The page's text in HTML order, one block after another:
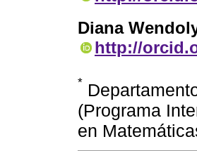
Diana
http://
*
(Programa
en